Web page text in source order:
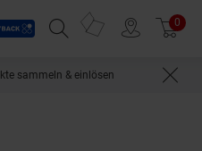
Suchfeld einblenden
Prospekte 0
sammeln & einlösen